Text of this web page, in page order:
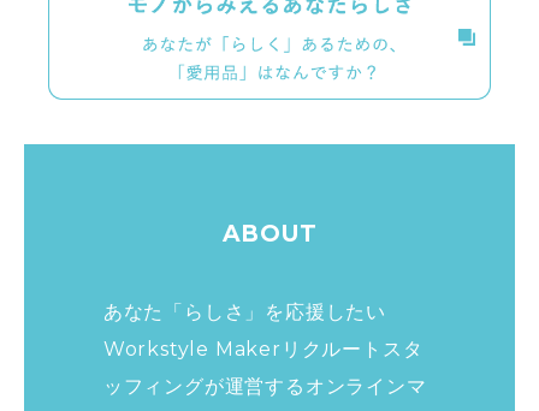
ABOUT
あなた「らしさ」を応援したい
Workstyle Makerリクルートスタ
ッフィングが運営する オンラインマ